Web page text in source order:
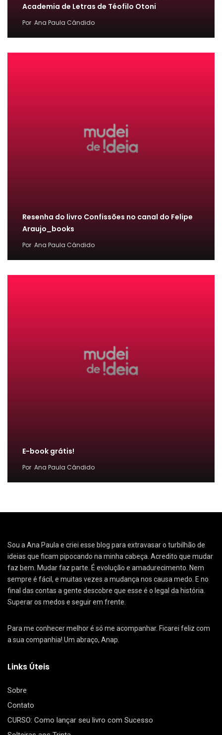
Academia de Letras de Téofilo Otoni
Por Ana Paula Cândido
Resenha do livro Confissões no canal do Felipe
Araujo_books
Por Ana Paula Cândido
E-book grátis!
Por Ana Paula Cândido
Sou a Ana Paula e criei esse blog para extravasar o turbilhão de
ideias que ficam pipocando na minha cabeça. Acredito que mudar
faz bem. Mudar faz parte. É evolução e amadurecimento. Nem
sempre é fácil, e muitas vezes a mudança nos causa medo. E no
final das contas a gente descobre que esse é o legal da história.
Superar os medos e seguir em frente.
Para me conhecer melhor é só me acompanhar. Ficarei feliz com
a sua companhia! Um abraço, Anap.
Links Úteis
Sobre
Contato
CURSO: Como lançar seu livro com Sucesso